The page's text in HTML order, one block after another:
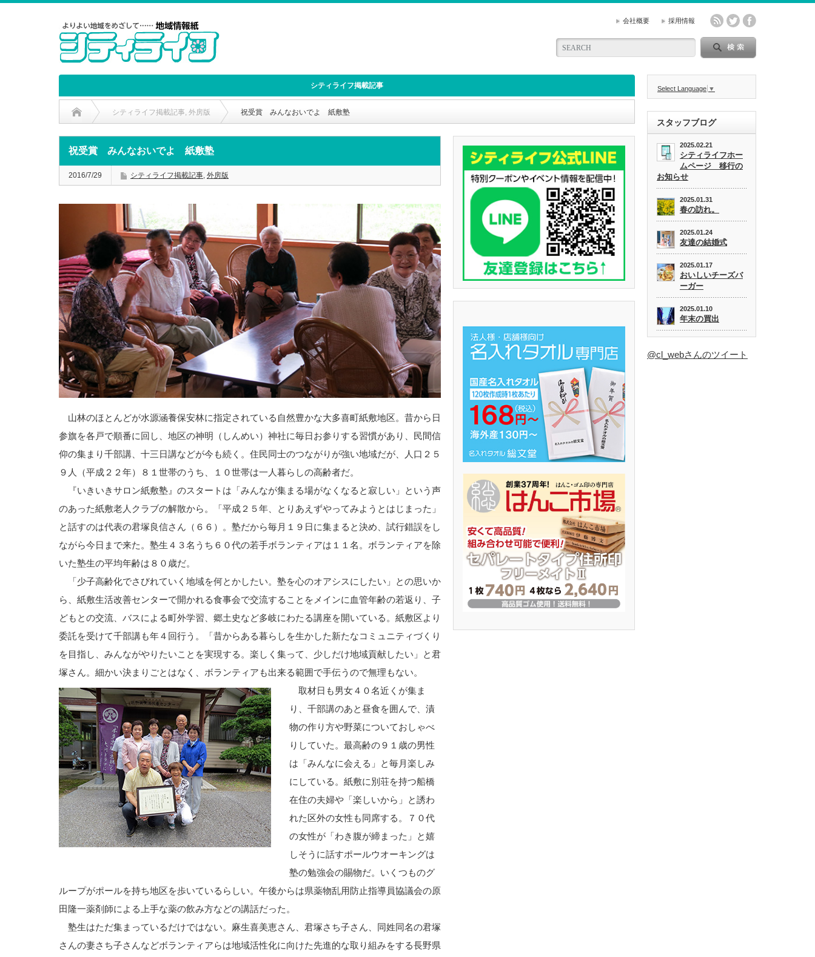
会社概要 採用情報
シティライフ掲載記事
シティライフ掲載記事, 外房版 祝受賞 みんなおいでよ 紙敷塾
祝受賞 みんなおいでよ 紙敷塾
2016/7/29 シティライフ掲載記事, 外房版
山林のほとんどが水源涵養保安林に指定されている自然豊かな大多喜町紙敷地区。昔から日
参旗を各戸で順番に回し、地区の神明（しんめい）神社に毎日お参りする習慣があり、民間信
仰の集まり千部講、十三日講などが今も続く。住民同士のつながりが強い地域だが、人口２５
９人（平成２２年）８１世帯のうち、１０世帯は一人暮らしの高齢者だ。
『いきいきサロン紙敷塾』のスタートは「みんなが集まる場がなくなると寂しい」という声
のあった紙敷老人クラブの解散から。「平成２５年、とりあえずやってみようとはじまった」
と話すのは代表の君塚良信さん（６６）。塾だから毎月１９日に集まると決め、試行錯誤をし
ながら今日まで来た。塾生４３名うち６０代の若手ボランティアは１１名。ボランティアを除
いた塾生の平均年齢は８０歳だ。
「少子高齢化でさびれていく地域を何とかしたい。塾を心のオアシスにしたい」との思いか
ら、紙敷生活改善センターで開かれる食事会で交流することをメインに血管年齢の若返り、子
どもとの交流、バスによる町外学習、郷土史など多岐にわたる講座を開いている。紙敷区より
委託を受けて千部講も年４回行う。「昔からある暮らしを生かした新たなコミュニティづくり
を目指し、みんながやりたいことを実現する。楽しく集って、少しだけ地域貢献したい」と君
塚さん。細かい決まりごとはなく、ボランティアも出来る範囲で手伝うので無理もない。
取材日も男女４０名近くが集ま
り、千部講のあと昼食を囲んで、漬
物の作り方や野菜についておしゃべ
りしていた。最高齢の９１歳の男性
は「みんなに会える」と毎月楽しみ
にしている。紙敷に別荘を持つ船橋
在住の夫婦や「楽しいから」と誘わ
れた区外の女性も同席する。７０代
の女性が「わき腹が締まった」と嬉
しそうに話すポールウオーキングは
塾の勉強会の賜物だ。いくつものグ
ループがポールを持ち地区を歩いているらしい。午後からは県薬物乱用防止指導員協議会の原
田隆一薬剤師による上手な薬の飲み方などの講話だった。
塾生はただ集まっているだけではない。麻生喜美恵さん、君塚さち子さん、同姓同名の君塚
さんの妻さち子さんなどボランティアらは地域活性化に向けた先進的な取り組みをする長野県
Select Language ▼
スタッフブログ
2025.02.21
シティライフホー
ムページ 移行の
お知らせ
2025.01.31
春の訪れ。
2025.01.24
友達の結婚式
2025.01.17
おいしいチーズバ
ーガー
2025.01.10
年末の買出
@cl_webさんのツイート